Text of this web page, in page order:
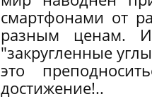
смартфонами от
разным ценам.
"закругленные
это
достижение!..